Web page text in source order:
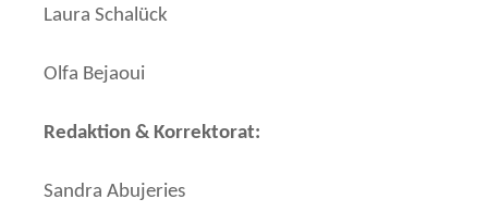
Laura Schalück
Olfa Bejaoui
Redaktion & Korrektorat:
Sandra Abujeries